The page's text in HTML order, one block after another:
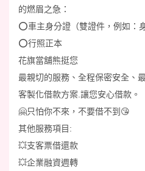
的燃眉之急：
⭕️車主身分證（雙證件，例如：
⭕️行照正本
花旗當舖熊挺您
最親切的服務、全程保密安全、
客製化借款方案.讓您安心借款。
🤗只怕你不來，不要借不到😘
其他服務項目:
💥支客票借還款
💥企業融資週轉